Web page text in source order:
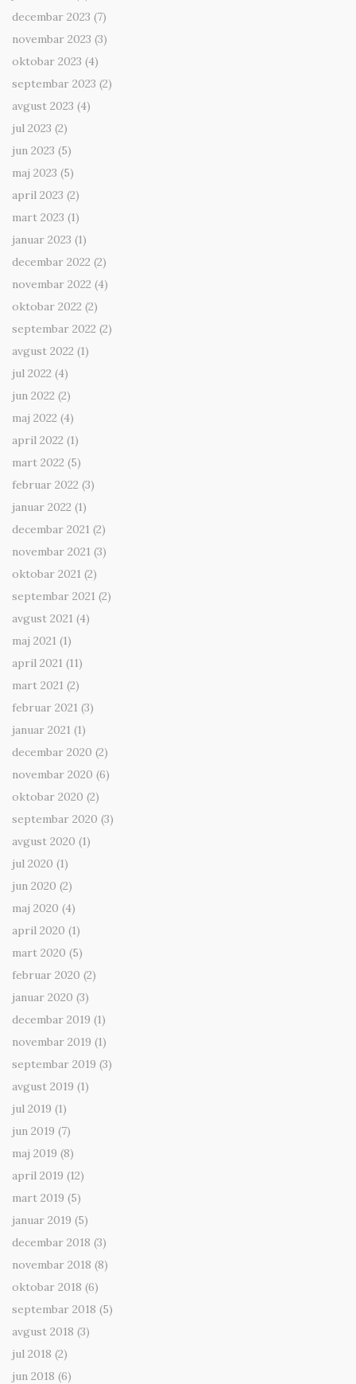
decembar 2023 (7)
novembar 2023 (3)
oktobar 2023 (4)
septembar 2023 (2)
avgust 2023 (4)
jul 2023 (2)
jun 2023 (5)
maj 2023 (5)
april 2023 (2)
mart 2023 (1)
januar 2023 (1)
decembar 2022 (2)
novembar 2022 (4)
oktobar 2022 (2)
septembar 2022 (2)
avgust 2022 (1)
jul 2022 (4)
jun 2022 (2)
maj 2022 (4)
april 2022 (1)
mart 2022 (5)
februar 2022 (3)
januar 2022 (1)
decembar 2021 (2)
novembar 2021 (3)
oktobar 2021 (2)
septembar 2021 (2)
avgust 2021 (4)
maj 2021 (1)
april 2021 (11)
mart 2021 (2)
februar 2021 (3)
januar 2021 (1)
decembar 2020 (2)
novembar 2020 (6)
oktobar 2020 (2)
septembar 2020 (3)
avgust 2020 (1)
jul 2020 (1)
jun 2020 (2)
maj 2020 (4)
april 2020 (1)
mart 2020 (5)
februar 2020 (2)
januar 2020 (3)
decembar 2019 (1)
novembar 2019 (1)
septembar 2019 (3)
avgust 2019 (1)
jul 2019 (1)
jun 2019 (7)
maj 2019 (8)
april 2019 (12)
mart 2019 (5)
januar 2019 (5)
decembar 2018 (3)
novembar 2018 (8)
oktobar 2018 (6)
septembar 2018 (5)
avgust 2018 (3)
jul 2018 (2)
jun 2018 (6)